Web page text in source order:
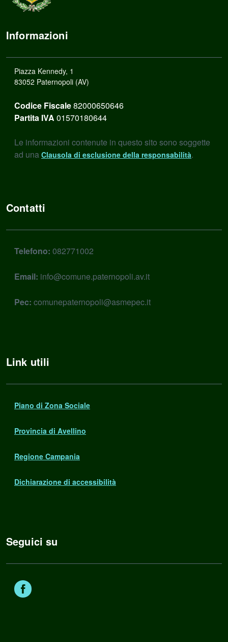
Informazioni
Piazza Kennedy, 1
83052 Paternopoli (AV)
Codice Fiscale82000650646
Partita IVA 01570180644
Le informazioni contenute in questo sito sono soggette
ad una Clausola di esclusione della responsabilità.
Contatti
Telefono: 082771002
Email: info@comune.paternopoli.av.it
Pec: comunepaternopoli@asmepec.it
Link utili
Piano di Zona Sociale
Provincia di Avellino
Regione Campania
Dichiarazione di accessibilità
Seguici su